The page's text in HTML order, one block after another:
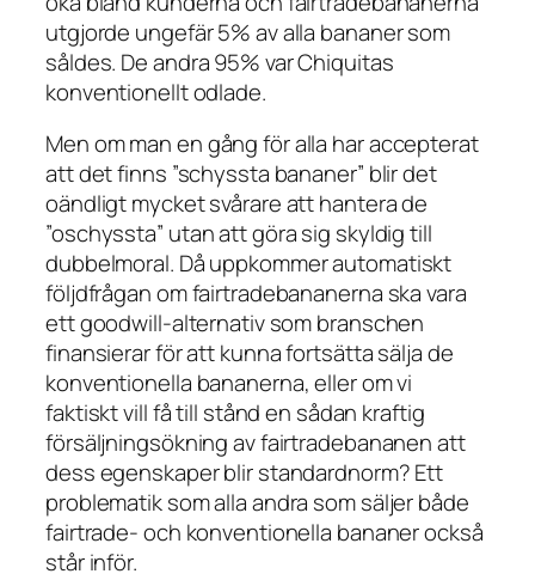
utgjorde ungefär 5% av alla bananer som
såldes. De andra 95% var Chiquitas
konventionellt odlade.
Men om man en gång för alla har accepterat
att det finns ”schyssta bananer” blir det
oändligt mycket svårare att hantera de
”oschyssta” utan att göra sig skyldig till
dubbelmoral. Då uppkommer automatiskt
följdfrågan om fairtradebananerna ska vara
ett goodwill-alternativ som branschen
finansierar för att kunna fortsätta sälja de
konventionella bananerna, eller om vi
faktiskt vill få till stånd en sådan kraftig
försäljningsökning av fairtradebananen att
dess egenskaper blir standardnorm? Ett
problematik som alla andra som säljer både
fairtrade- och konventionella bananer också
står inför.